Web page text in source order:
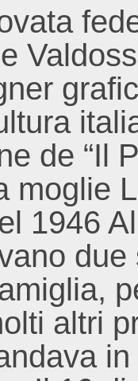
de “Il
moglie
1946
altri